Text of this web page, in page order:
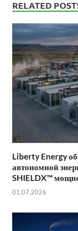
RELATED
Liberty Energy
автономной
SHIELDX™
01.07.2026